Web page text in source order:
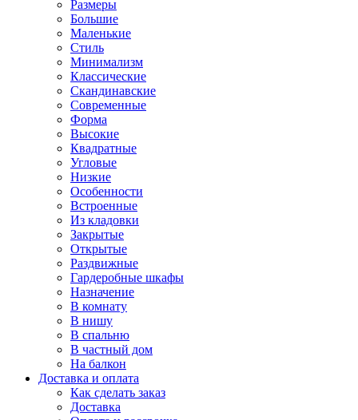
Размеры
Большие
Маленькие
Стиль
Минимализм
Классические
Скандинавские
Современные
Форма
Высокие
Квадратные
Угловые
Низкие
Особенности
Встроенные
Из кладовки
Закрытые
Открытые
Раздвижные
Гардеробные шкафы
Назначение
В комнату
В нишу
В спальню
В частный дом
На балкон
Доставка и оплата
Как сделать заказ
Доставка